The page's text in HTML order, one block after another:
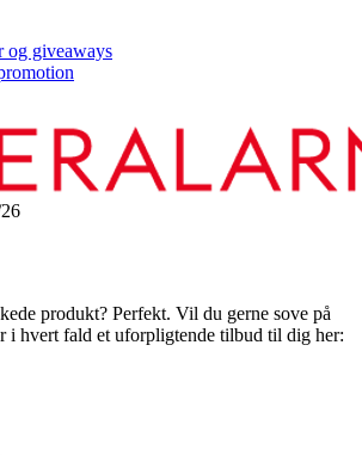
og giveaways
produkt? Perfekt. Vil du gerne sove på
i hvert fald et uforpligtende tilbud til dig her: